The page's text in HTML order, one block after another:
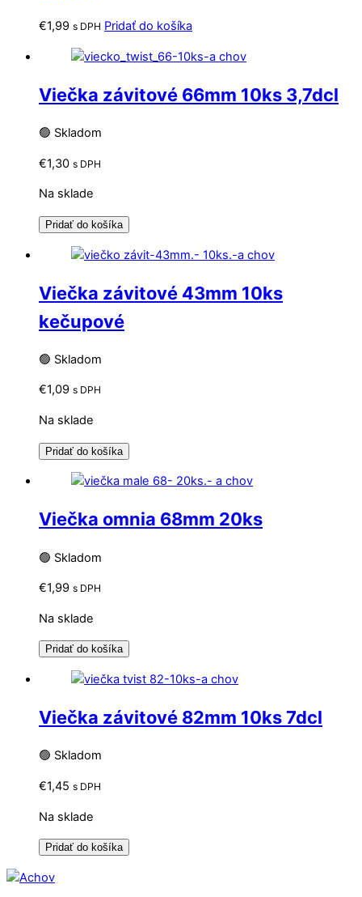
€1,99 s DPH Pridať do košíka
Viečka závitové 66mm 10ks 3,7dcl
🟢 Skladom
€1,30 s DPH
Na sklade
Pridať do košíka
Viečka závitové 43mm 10ks
kečupové
🟢 Skladom
€1,09 s DPH
Na sklade
Pridať do košíka
Viečka omnia 68mm 20ks
🟢 Skladom
€1,99 s DPH
Na sklade
Pridať do košíka
Viečka závitové 82mm 10ks 7dcl
🟢 Skladom
€1,45 s DPH
Na sklade
Pridať do košíka